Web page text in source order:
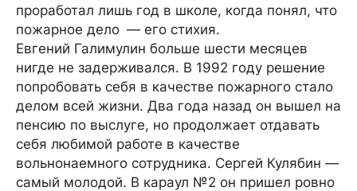
проработал лишь год в школе, когда понял, что
пожарное дело — его стихия.
Евгений Галимулин больше шести месяцев
нигде не задерживался. В 1992 году решение
попробовать себя в качестве пожарного стало
делом всей жизни. Два года назад он вышел на
пенсию по выслуге, но продолжает отдавать
себя любимой работе в качестве
вольнонаемного сотрудника. Сергей Кулябин —
самый молодой. В караул №2 он пришел ровно